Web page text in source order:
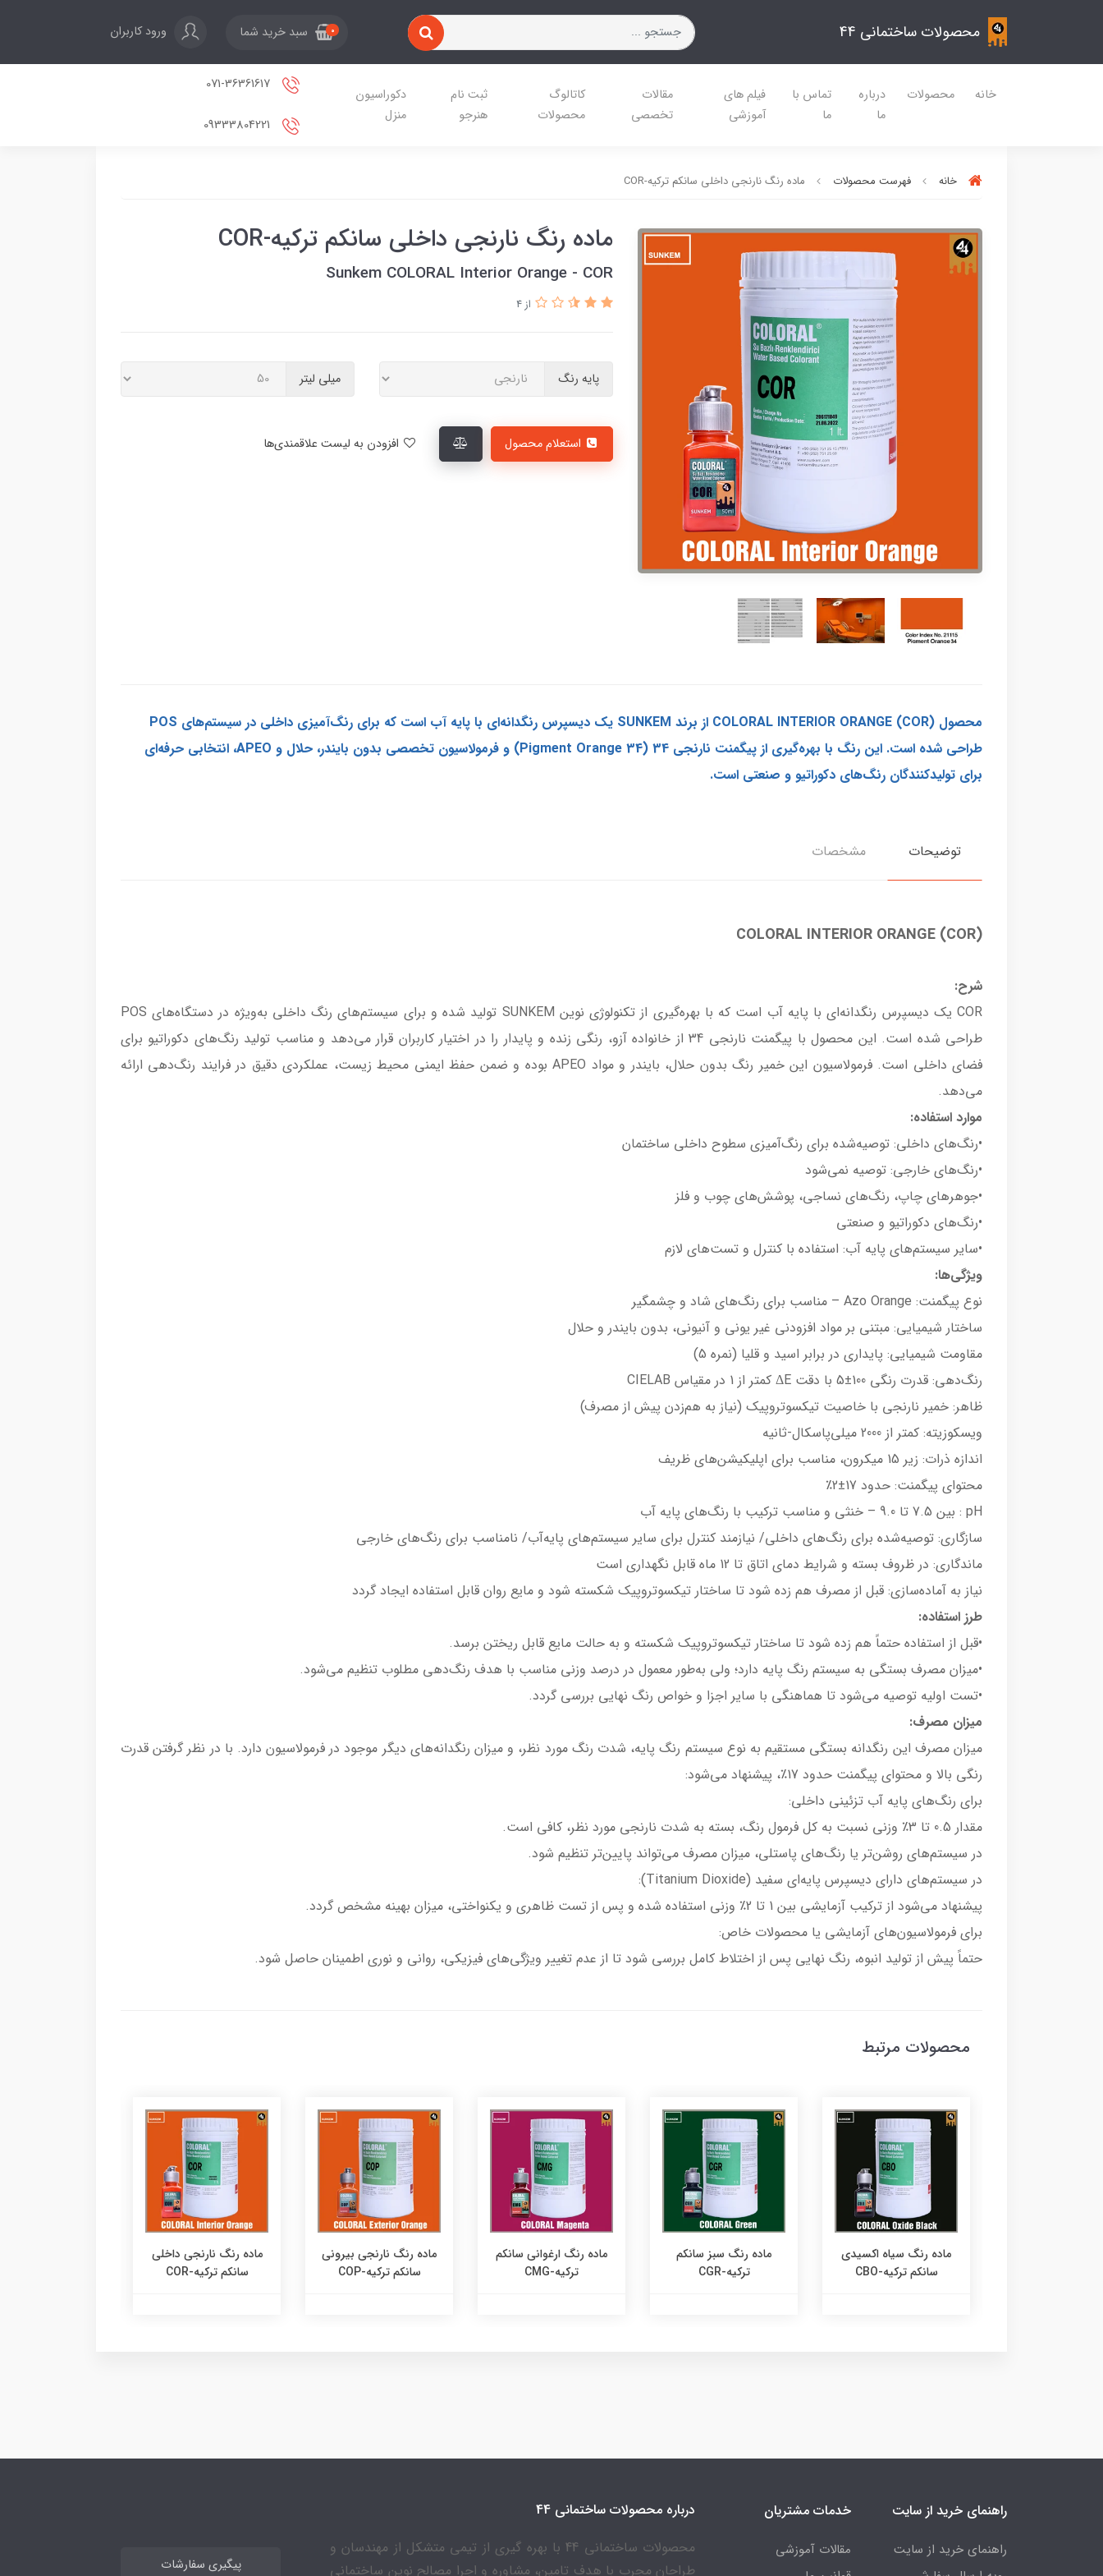
محصولات ساختمانی 44 0 سبد خرید شما ورود کاربران
خانه محصولات
درباره
ما
تماس با
ما
فیلم های
آموزشی
مقالات
تخصصی
کاتالوگ
محصولات
ثبت نام
هنرجو
دکوراسیون
منزل
خانه فهرست محصولات ماده رنگ نارنجی داخلی سانکم ترکیه-COR
ماده رنگ نارنجی داخلی سانکم ترکیه-COR
Sunkem COLORAL Interior Orange - COR
از 4
پایه رنگ میلی لیتر
استعلام محصول
محصول COLORAL INTERIOR ORANGE (COR) از برند SUNKEM یک دیسپرس رنگدانه‌ای با پایه آب است که برای رنگ‌آمیزی داخلی در سیستم‌های POS
طراحی شده است. این رنگ با بهره‌گیری از پیگمنت نارنجی 34 (Pigment Orange 34) و فرمولاسیون تخصصی بدون بایندر، حلال و APEO، انتخابی حرفه‌ای
برای تولیدکنندگان رنگ‌های دکوراتیو و صنعتی است.
توضیحات مشخصات
COLORAL INTERIOR ORANGE (COR)
شرح:
COR یک دیسپرس رنگدانه‌ای با پایه آب است که با بهره‌گیری از تکنولوژی نوین SUNKEM تولید شده و برای سیستم‌های رنگ داخلی به‌ویژه در دستگاه‌های POS
طراحی شده است. این محصول با پیگمنت نارنجی 34 از خانواده آزو، رنگی زنده و پایدار را در اختیار کاربران قرار می‌دهد و مناسب تولید رنگ‌های دکوراتیو برای
فضای داخلی است. فرمولاسیون این خمیر رنگ بدون حلال، بایندر و مواد APEO بوده و ضمن حفظ ایمنی محیط زیست، عملکردی دقیق در فرایند رنگ‌دهی ارائه
می‌دهد.
موارد استفاده:
•رنگ‌های داخلی: توصیه‌شده برای رنگ‌آمیزی سطوح داخلی ساختمان
•رنگ‌های خارجی: توصیه نمی‌شود
•جوهرهای چاپ، رنگ‌های نساجی، پوشش‌های چوب و فلز
•رنگ‌های دکوراتیو و صنعتی
•سایر سیستم‌های پایه آب: استفاده با کنترل و تست‌های لازم
ویژگی‌ها:
نوع پیگمنت: Azo Orange – مناسب برای رنگ‌های شاد و چشمگیر
ساختار شیمیایی: مبتنی بر مواد افزودنی غیر یونی و آنیونی، بدون بایندر و حلال
مقاومت شیمیایی: پایداری در برابر اسید و قلیا (نمره 5)
رنگ‌دهی: قدرت رنگی 100±5 با دقت ΔE کمتر از 1 در مقیاس CIELAB
ظاهر: خمیر نارنجی با خاصیت تیکسوتروپیک (نیاز به هم‌زدن پیش از مصرف)
ویسکوزیته: کمتر از 2000 میلی‌پاسکال-ثانیه
اندازه ذرات: زیر 15 میکرون، مناسب برای اپلیکیشن‌های ظریف
محتوای پیگمنت: حدود 17±2٪
pH : بین 7.5 تا 9.0 – خنثی و مناسب ترکیب با رنگ‌های پایه آب
سازگاری: توصیه‌شده برای رنگ‌های داخلی/ نیازمند کنترل برای سایر سیستم‌های پایه‌آب/ نامناسب برای رنگ‌های خارجی
ماندگاری: در ظروف بسته و شرایط دمای اتاق تا 12 ماه قابل نگهداری است
نیاز به آماده‌سازی: قبل از مصرف هم زده شود تا ساختار تیکسوتروپیک شکسته شود و مایع روان قابل استفاده ایجاد گردد
طرز استفاده:
•قبل از استفاده حتماً هم زده شود تا ساختار تیکسوتروپیک شکسته و به حالت مایع قابل ریختن برسد.
•میزان مصرف بستگی به سیستم رنگ پایه دارد؛ ولی به‌طور معمول در درصد وزنی مناسب با هدف رنگ‌دهی مطلوب تنظیم می‌شود.
•تست اولیه توصیه می‌شود تا هماهنگی با سایر اجزا و خواص رنگ نهایی بررسی گردد.
میزان مصرف:
میزان مصرف این رنگدانه بستگی مستقیم به نوع سیستم رنگ پایه، شدت رنگ مورد نظر، و میزان رنگدانه‌های دیگر موجود در فرمولاسیون دارد. با در نظر گرفتن قدرت
رنگی بالا و محتوای پیگمنت حدود 17٪، پیشنهاد می‌شود:
برای رنگ‌های پایه آب تزئینی داخلی:
مقدار 0.5 تا 3٪ وزنی نسبت به کل فرمول رنگ، بسته به شدت نارنجی مورد نظر، کافی است.
در سیستم‌های روشن‌تر یا رنگ‌های پاستلی، میزان مصرف می‌تواند پایین‌تر تنظیم شود.
در سیستم‌های دارای دیسپرس پایه‌ای سفید (Titanium Dioxide):
پیشنهاد می‌شود از ترکیب آزمایشی بین 1 تا 2٪ وزنی استفاده شده و پس از تست ظاهری و یکنواختی، میزان بهینه مشخص گردد.
برای فرمولاسیون‌های آزمایشی یا محصولات خاص:
حتماً پیش از تولید انبوه، رنگ نهایی پس از اختلاط کامل بررسی شود تا از عدم تغییر ویژگی‌های فیزیکی، روانی و نوری اطمینان حاصل شود.
محصولات مرتبط
ماده رنگ سیاه اکسیدی
سانکم ترکیه-CBO
ماده رنگ سبز سانکم
ترکیه-CGR
ماده رنگ ارغوانی سانکم
ترکیه-CMG
ماده رنگ نارنجی بیرونی
سانکم ترکیه-COP
ماده رنگ نارنجی داخلی
سانکم ترکیه-COR
راهنمای خرید از سایت
راهنمای خرید از سایت
خدمات مشتریان
مقالات آموزشی
درباره محصولات ساختمانی 44
محصولات ساختمانی 44 با بهره گیری از تیمی متشکل از مهندسان و
طراحان مجرب با هدف تامین، مشاوره و اجرا مصالح نوین ساختمانی
پیگیری سفارشات